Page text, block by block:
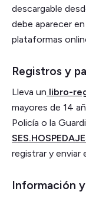
descargable
debe aparecer
plataformas
Registros y
Lleva un libro-
mayores de 14
Policía o la
registrar y
Información